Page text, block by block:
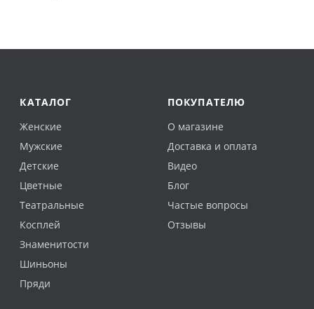
КАТАЛОГ
Женские
Мужские
Детские
Цветные
Театральные
Косплей
Знаменитости
Шиньоны
Пряди
ПОКУПАТЕЛЮ
О магазине
Доставка и оплата
Видео
Блог
Частые вопросы
Отзывы